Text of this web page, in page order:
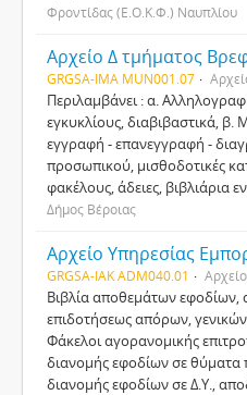
Φροντίδας (Ε.Ο.Κ.Φ.) Ναυπλίου
GRGSA-IMA MUN001.07
Περιλαμβάνει : α.
εγκυκλίους, διαβιβαστικά, β.
εγγραφή - επανεγγραφή -
προσωπικού, μισθοδοτικές
φακέλους, άδειες, βιβλιάρια
Δήμος Βέροιας
Αρχείο Υπηρεσίας
GRGSA-IAK ADM040.01 Αρχείο
Βιβλία αποθεμάτων
επιδοτήσεως απόρων,
Φάκελοι αγορανομικής
διανομής εφοδίων σε
διανομής εφοδίων σε Δ.Υ.,